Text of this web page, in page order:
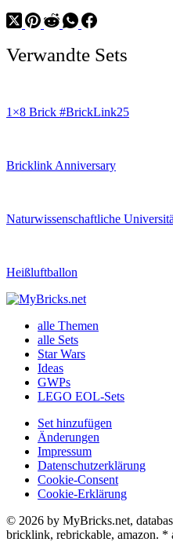
Verwandte Sets
1×8 Brick #BrickLink25
Bricklink Anniversary
Naturwissenschaftliche
Heißluftballon
alle Themen
alle Sets
Star Wars
Ideas
GWPs
LEGO EOL-Sets
Set hinzufügen
Änderungen
Impressum
Datenschutzerklärung
Cookie-Consent
Cookie-Erklärung
© 2026 by MyBricks.net,
bricklink, rebrickable, amazon. *